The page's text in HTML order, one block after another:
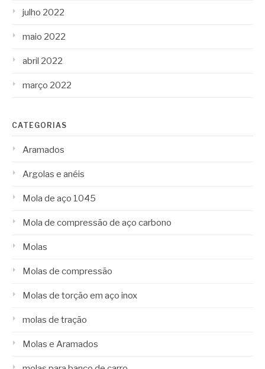
julho 2022
maio 2022
abril 2022
março 2022
CATEGORIAS
Aramados
Argolas e anéis
Mola de aço 1045
Mola de compressão de aço carbono
Molas
Molas de compressão
Molas de torção em aço inox
molas de tração
Molas e Aramados